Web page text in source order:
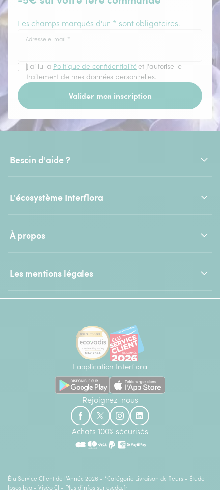
Les champs marqués d'un * sont obligatoires.
Adresse e-mail *
J'ai lu la Politique de confidentialité et j'autorise le
traitement de mes données personnelles.
Valider mon inscription
Besoin d'aide ?
L'écosystème Interflora
À propos
Les mentions légales
L'application Interflora
Rejoignez-nous
Achats 100% sécurisés
Élu Service Client de l'Année 2026 - *Catégorie Livraison de fleurs - Étude
Ipsos bva - Viséo CI - Plus d'infos sur escda.fr